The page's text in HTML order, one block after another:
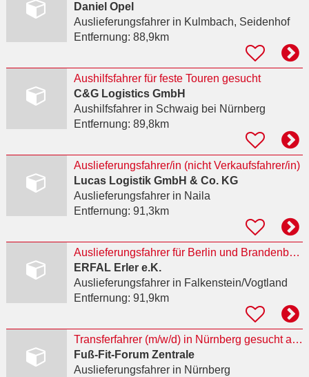
Daniel Opel
Auslieferungsfahrerin Kulmbach, Seidenhof
Entfernung: 88,9km
Aushilfsfahrer für feste Touren gesucht
C&G Logistics GmbH
Aushilfsfahrerin Schwaig bei Nürnberg
Entfernung: 89,8km
Auslieferungsfahrer/in (nicht Verkaufsfahrer/in)
Lucas Logistik GmbH & Co. KG
Auslieferungsfahrerin Naila
Entfernung: 91,3km
Auslieferungsfahrer für Berlin und Brandenburg (m/w/d)
ERFAL Erler e.K.
Auslieferungsfahrerin Falkenstein/Vogtland
Entfernung: 91,9km
Transferfahrer (m/w/d) in Nürnberg gesucht auf Minijobbasis
Fuß-Fit-Forum Zentrale
Auslieferungsfahrerin Nürnberg